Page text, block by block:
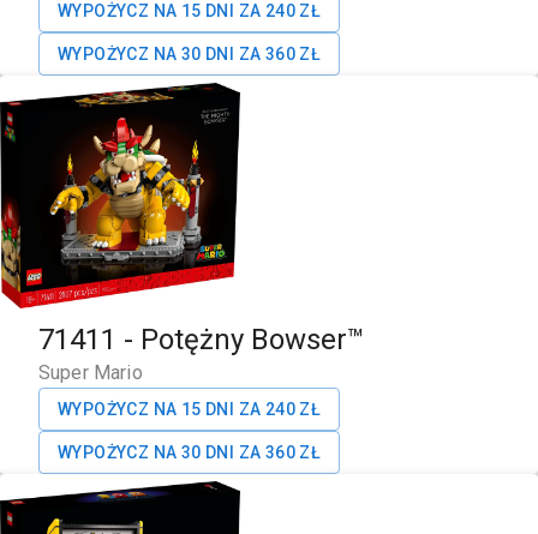
WYPOŻYCZ NA 15 DNI ZA 240 ZŁ
WYPOŻYCZ NA 30 DNI ZA 360 ZŁ
71411 - Potężny Bowser™
Super Mario
WYPOŻYCZ NA 15 DNI ZA 240 ZŁ
WYPOŻYCZ NA 30 DNI ZA 360 ZŁ